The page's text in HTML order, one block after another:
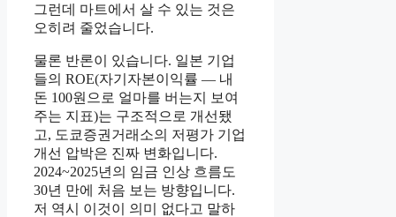
그런데 마트에서 살 수 있는 것은
오히려 줄었습니다.
물론 반론이 있습니다. 일본 기업
들의 ROE(자기자본이익률 — 내
돈 100원으로 얼마를 버는지 보여
주는 지표)는 구조적으로 개선됐
고, 도쿄증권거래소의 저평가 기업
개선 압박은 진짜 변화입니다.
2024~2025년의 임금 인상 흐름도
30년 만에 처음 보는 방향입니다.
저 역시 이것이 의미 없다고 말하